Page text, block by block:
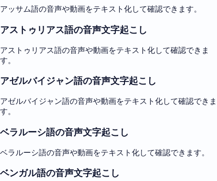
アッサム語の音声や動画をテキスト化して確認できます。
アストゥリアス語の音声文字起こし
アストゥリアス語の音声や動画をテキスト化して確認できま
す。
アゼルバイジャン語の音声文字起こし
アゼルバイジャン語の音声や動画をテキスト化して確認できま
す。
ベラルーシ語の音声文字起こし
ベラルーシ語の音声や動画をテキスト化して確認できます。
ベンガル語の音声文字起こし